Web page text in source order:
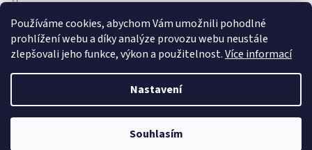
Používáme cookies, abychom Vám umožnili pohodlné
prohlížení webu a díky analýze provozu webu neustále
zlepšovali jeho funkce, výkon a použitelnost.Více informací
Nastavení
Souhlasím
+420 737 802 398
Vytvořil Shoptet
www.elektraskokan.cz